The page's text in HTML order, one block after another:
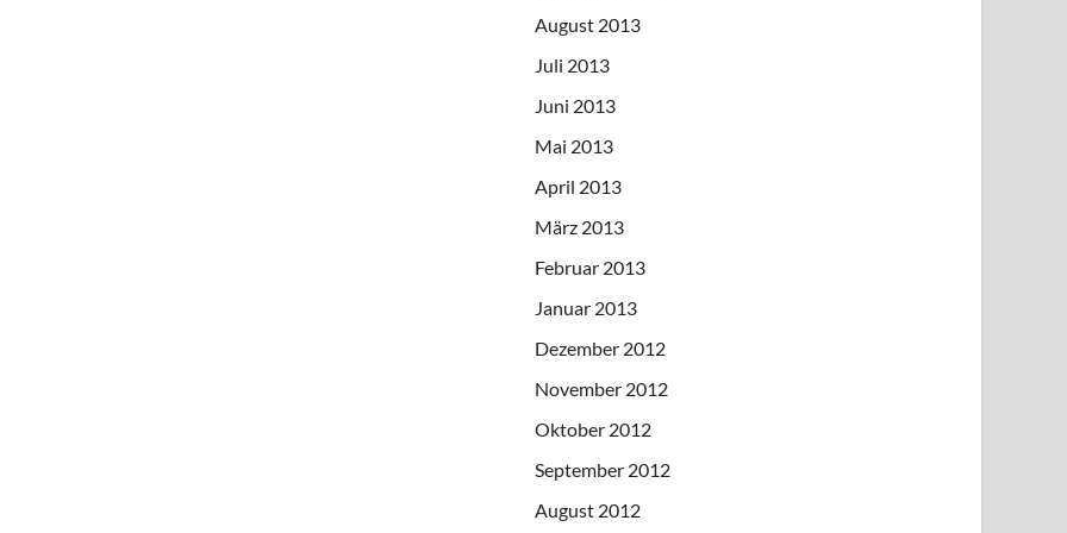
August 2013
Juli 2013
Juni 2013
Mai 2013
April 2013
März 2013
Februar 2013
Januar 2013
Dezember 2012
November 2012
Oktober 2012
September 2012
August 2012